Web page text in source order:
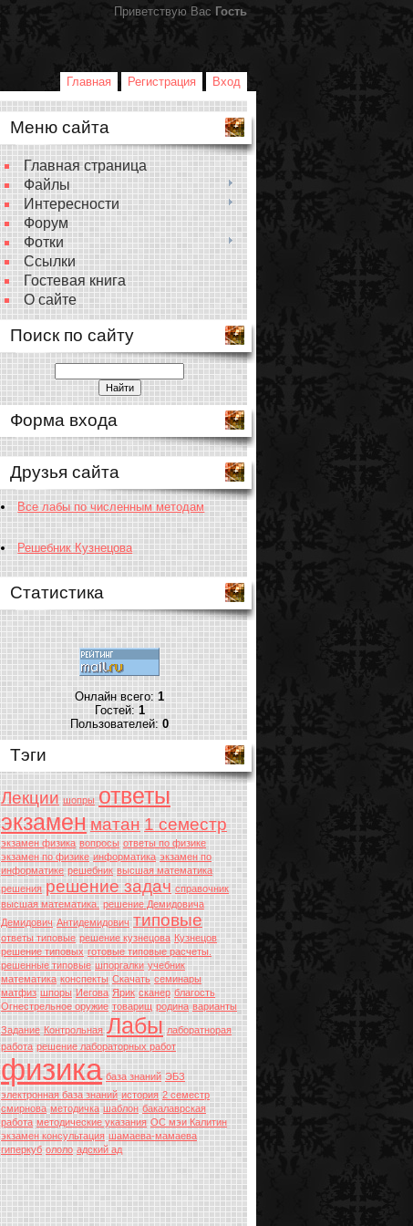
Приветствую Вас Гость
Главная Регистрация Вход
Меню сайта
Главная страница
Файлы
Интересности
Форум
Фотки
Ссылки
Гостевая книга
О сайте
Поиск по сайту
Форма входа
Друзья сайта
Все лабы по численным методам
Решебник Кузнецова
Статистика
Онлайн всего:1
Гостей:1
Пользователей:0
Тэги
Лекции шопры ответы
экзаменматан1 семестр
экзамен физика вопросы ответы по физике
экзамен по физике информатика экзамен по
информатике решебник высшая математика
решения решение задач справочник
высшая математика. решение Демидовича
Демидович Антидемидович типовые
ответы типовые решение кузнецова Кузнецов
решение типовых готовые типовые расчеты.
решенные типовые шпоргалки учебник
математика конспекты Скачать семинары
матфиз шпоры Иегова Ярик сканер благость
Огнестрельное оружие товарищ родина варианты
Задание Контрольная Лабы лаборатнорая
работа решение лабораторных работ
физика база знаний ЭБЗ
электронная база знаний история 2 семестр
смирнова методичка шаблон бакалаврская
работа методические указания ОС мэи Калитин
экзамен консультация шамаева-мамаева
гиперкуб ололо адский ад